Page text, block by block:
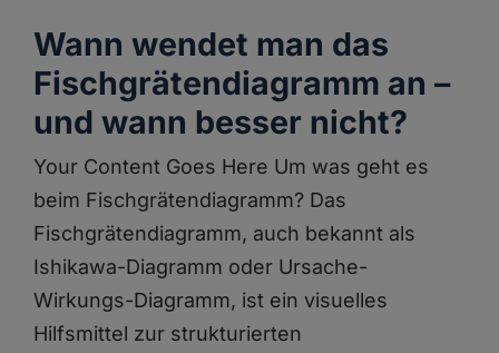
Wann wendet man das
Fischgrätendiagramm an –
und wann besser nicht?
Your Content Goes Here Um was geht es
beim Fischgrätendiagramm? Das
Fischgrätendiagramm, auch bekannt als
Ishikawa-Diagramm oder Ursache-
Wirkungs-Diagramm, ist ein visuelles
Hilfsmittel zur strukturierten